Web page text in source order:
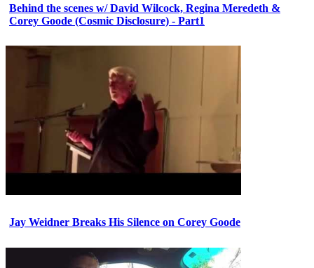
Behind the scenes w/ David Wilcock, Regina Meredeth &
Corey Goode (Cosmic Disclosure) - Part1
Jay Weidner Breaks His Silence on Corey Goode